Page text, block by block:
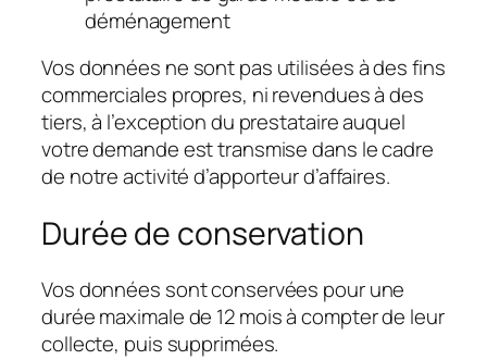
déménagement
Vos données ne sont pas utilisées à des fins
commerciales propres, ni revendues à des
tiers, à l’exception du prestataire auquel
votre demande est transmise dans le cadre
de notre activité d’apporteur d’affaires.
Durée de conservation
Vos données sont conservées pour une
durée maximale de 12 mois à compter de leur
collecte, puis supprimées.